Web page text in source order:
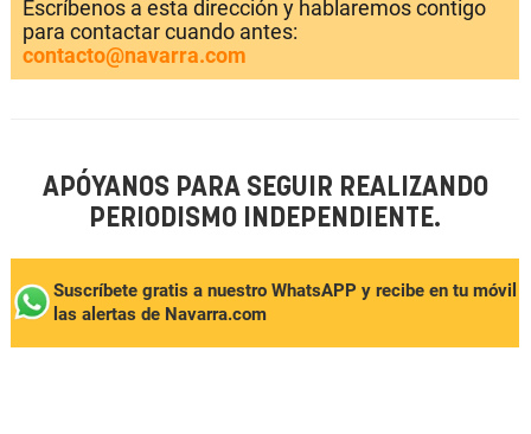
Escríbenos a esta dirección y hablaremos contigo
para contactar cuando antes:
contacto@navarra.com
APÓYANOS PARA SEGUIR REALIZANDO
PERIODISMO INDEPENDIENTE.
Suscríbete gratis a nuestro WhatsAPP y recibe en tu móvil
las alertas de Navarra.com